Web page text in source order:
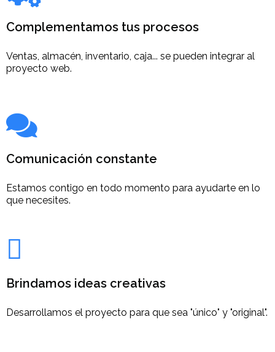
Complementamos tus procesos
Ventas, almacén, inventario, caja... se pueden integrar al
proyecto web.
Comunicación constante
Estamos contigo en todo momento para ayudarte en lo
que necesites.
Brindamos ideas creativas
Desarrollamos el proyecto para que sea "único" y "original".